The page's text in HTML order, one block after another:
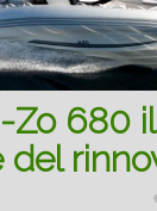
Zo 680 il